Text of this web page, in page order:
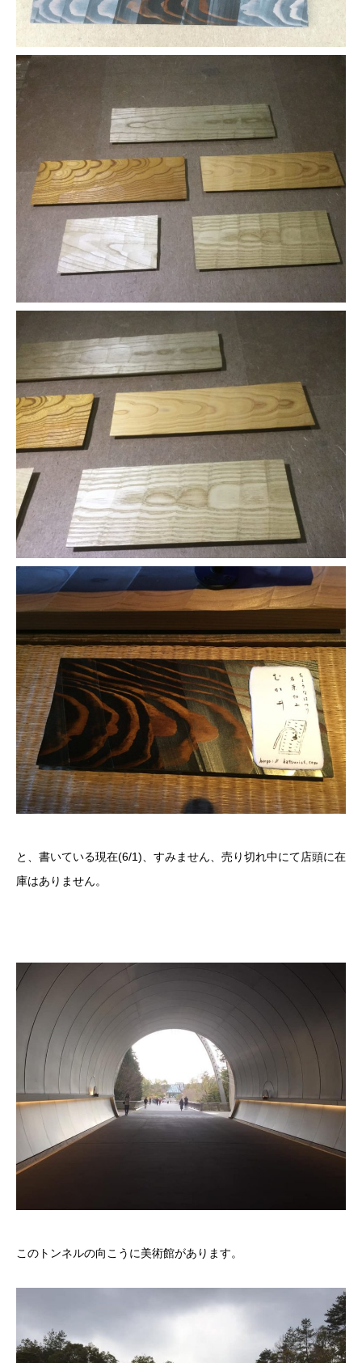
と、書いている現在(6/1)、すみません、売り切れ中にて店頭に在
庫はありません。
このトンネルの向こうに美術館があります。